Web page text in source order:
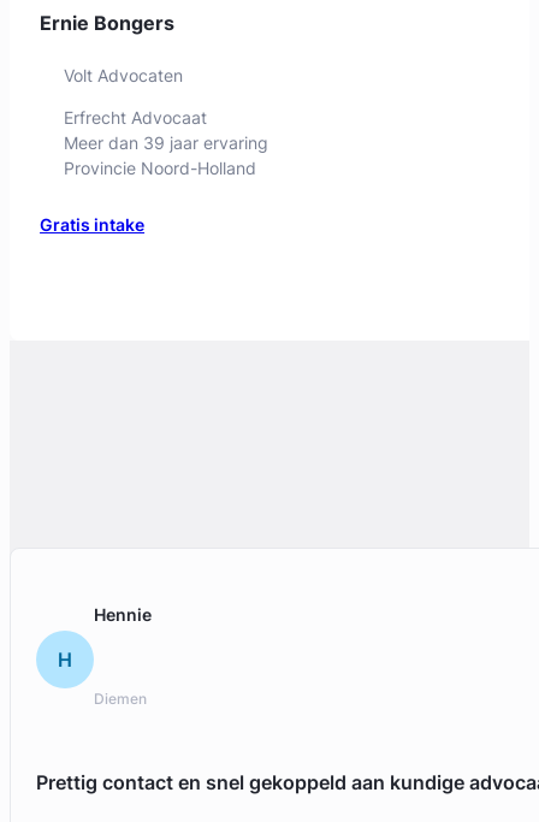
H
Hennie
Diemen
Prettig contact en snel gekoppeld aan kundige